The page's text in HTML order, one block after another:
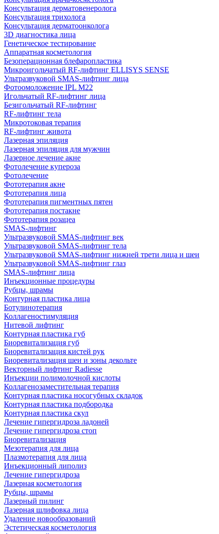
Консультация дерматовенеролога
Консультация трихолога
Консультация дерматоонколога
3D диагностика лица
Генетическое тестирование
Аппаратная косметология
Безоперационная блефаропластика
Микроигольчатый RF-лифтинг ELLISYS SENSE
Ультразвуковой SMAS-лифтинг лица
Фотоомоложение IPL M22
Игольчатый RF-лифтинг лица
Безигольчатый RF-лифтинг
RF-лифтинг тела
Микротоковая терапия
RF-лифтинг живота
Лазерная эпиляция
Лазерная эпиляция для мужчин
Лазерное лечение акне
Фотолечение купероза
Фотолечение
Фототерапия акне
Фототерапия лица
Фототерапия пигментных пятен
Фототерапия постакне
Фототерапия розацеа
SMAS-лифтинг
Ультразвуковой SMAS-лифтинг век
Ультразвуковой SMAS-лифтинг тела
Ультразвуковой SMAS-лифтинг нижней трети лица и шеи
Ультразвуковой SMAS-лифтинг глаз
SMAS-лифтинг лица
Инъекционные процедуры
Рубцы, шрамы
Контурная пластика лица
Ботулинотерапия
Коллагеностимуляция
Нитевой лифтинг
Контурная пластика губ
Биоревитализация губ
Биоревитализация кистей рук
Биоревитализация шеи и зоны декольте
Векторный лифтинг Radiesse
Инъекции полимолочной кислоты
Коллагенозаместительная терапия
Контурная пластика носогубных складок
Контурная пластика подбородка
Контурная пластика скул
Лечение гипергидроза ладоней
Лечение гипергидроза стоп
Биоревитализация
Мезотерапия для лица
Плазмотерапия для лица
Инъекционный липолиз
Лечение гипергидроза
Лазерная косметология
Рубцы, шрамы
Лазерный пилинг
Лазерная шлифовка лица
Удаление новообразований
Эстетическая косметология